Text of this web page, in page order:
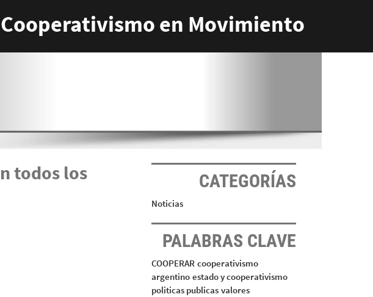
Cooperativismo en Movimiento
todos los
CATEGORÍAS
Noticias
PALABRAS CLAVE
COOPERAR cooperativismo
argentino estado y cooperativismo
politicas publicas valores